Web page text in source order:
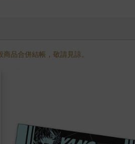
品合併結帳，敬請見諒。